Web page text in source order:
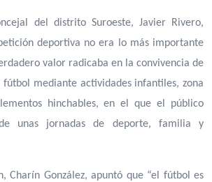
del distrito Suroeste, Javier Rivero,
deportiva no era lo más importante
valor radicaba en la convivencia de
fútbol mediante actividades infantiles, zona
hinchables, en el que el público
unas jornadas de deporte, familia y
Charín González, apuntó que “el fútbol es